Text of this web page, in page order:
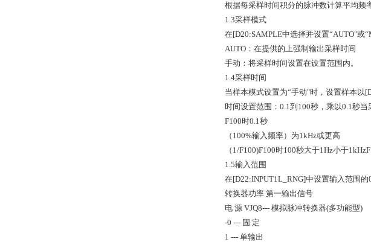
根据每采样时间积分的脉冲数计算平均频
1.3采样模式
在[D20:SAMPLE中选择并设置“AUTO"或
AUTO：在提供的上强制输出采样时间
手动：将采样时间设置在设置范围内。
1.4采样时间
当样本模式设置为“手动"时，设置样本以
时间设置范围：0.1到100秒，乘以0.1秒
F100时0.1秒
（100%输入频率）为1kHz或更高
（1/F100)F100时100秒大于1Hz小于
1.5输入范围
在[D22:INPUT1L_RNG]中设置输入范围
转换器功率 第一输出信号
电 源 VJQ8--- 模拟脉冲转换器(多功能型)
-0 --- 固 定
1 --- 单输出